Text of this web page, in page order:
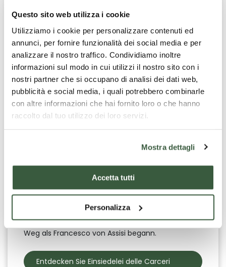
Questo sito web utilizza i cookie
Utilizziamo i cookie per personalizzare contenuti ed
annunci, per fornire funzionalità dei social media e per
analizzare il nostro traffico. Condividiamo inoltre
informazioni sul modo in cui utilizzi il nostro sito con i
nostri partner che si occupano di analisi dei dati web,
pubblicità e social media, i quali potrebbero combinarle
con altre informazioni che hai fornito loro o che hanno
raccolto dal tuo utilizzo dei loro servizi.
Mostra dettagli
Accetta tutti
Personalizza
Einsiedelei “delle Carceri”
Eingebettet in einen dichten Steineichenwald an
den Hängen des Monte Subasio, etwa 4 km von
Assisi entfernt, ist dieEinsiedelei „delle Carceri“
Gefängnisses ab, sondern von der alten
Einsamkeit und das Gebet zurückzuziehen.
In der Nähe befindet sich dieGrotte des heiligen
Bedeutung, an dem der junge Giovanni di Pietro di
Bernardone die Armut auf sich nahm und seinen
Weg als Francesco von Assisi begann.
Entdecken Sie Einsiedelei delle Carceri